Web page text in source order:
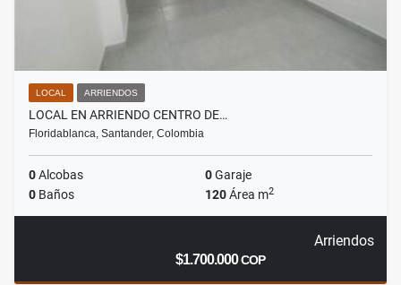
LOCAL ARRIENDOS
LOCAL EN ARRIENDO CENTRO DE…
Floridablanca, Santander, Colombia
0Alcobas 0Garaje
0 Baños 120Área m2
Arriendos
$1.700.000COP